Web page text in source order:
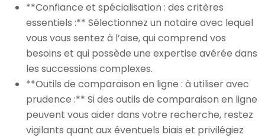
**Confiance et spécialisation : des critères
essentiels :** Sélectionnez un notaire avec lequel
vous vous sentez à l’aise, qui comprend vos
besoins et qui possède une expertise avérée dans
les successions complexes.
**Outils de comparaison en ligne : à utiliser avec
prudence :** Si des outils de comparaison en ligne
peuvent vous aider dans votre recherche, restez
vigilants quant aux éventuels biais et privilégiez